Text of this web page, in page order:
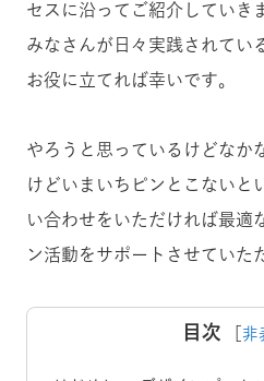
セスに沿ってご紹介していき
みなさんが日々実践されてい
お役に立てれば幸いです。
やろうと思っているけどなか
けどいまいちピンとこないと
い合わせをいただければ最適
ン活動をサポートさせていた
目次 非